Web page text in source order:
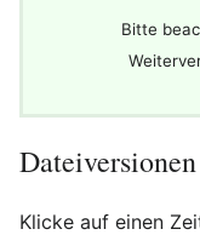
Bitte
Dateiversionen
Klicke auf einen